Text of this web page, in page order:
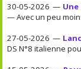
30-05-2026 —
— Avec un peu
27-05-2026 —
DS N°8 italienne